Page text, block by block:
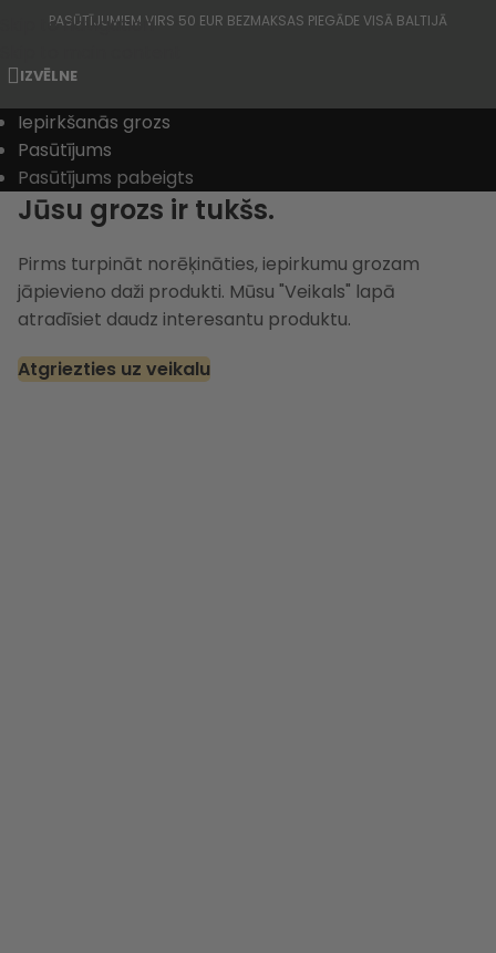
Skip to navigation
PASŪTĪJUMIEM VIRS 50 EUR BEZMAKSAS PIEGĀDE VISĀ BALTIJĀ
IZVĒLNE
Iepirkšanās grozs
Pasūtījums
Pasūtījums pabeigts
Jūsu grozs ir tukšs.
Pirms turpināt norēķināties, iepirkumu grozam
jāpievieno daži produkti. Mūsu "Veikals" lapā
atradīsiet daudz interesantu produktu.
Atgriezties uz veikalu